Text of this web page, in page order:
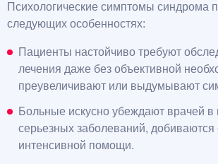
Психологические симптомы синдрома
следующих особенностях:
Пациенты настойчиво требуют
лечения даже без объективной
преувеличивают или выдумывают
Больные искусно убеждают врачей в
серьезных заболеваний, добиваются
интенсивной помощи.